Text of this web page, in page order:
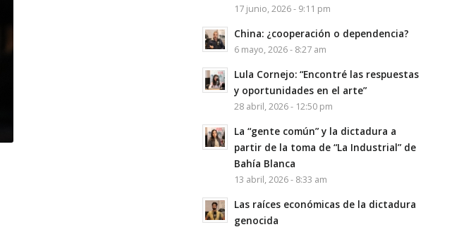
17 junio, 2026 - 9:11 pm
China: ¿cooperación o dependencia?
6 mayo, 2026 - 8:27 am
Lula Cornejo: “Encontré las respuestas
y oportunidades en el arte”
28 abril, 2026 - 12:50 pm
La “gente común” y la dictadura a
partir de la toma de “La Industrial” de
Bahía Blanca
13 abril, 2026 - 8:33 am
Las raíces económicas de la dictadura
genocida